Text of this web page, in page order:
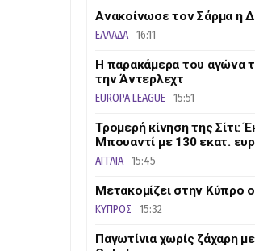
Ανακοίνωσε τον Σάρμα η
ΕΛΛΑΔΑ 16:11
Η παρακάμερα του αγώνα
την Άντερλεχτ
EUROPA LEAGUE 15:51
Τρομερή κίνηση της Σίτι:
Μπουαντί με 130 εκατ.
ΑΓΓΛΙΑ 15:45
Μετακομίζει στην Κύπρο
ΚΥΠΡΟΣ 15:32
Παγωτίνια χωρίς ζάχαρη